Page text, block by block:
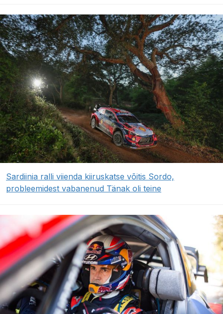
Sardiinia ralli viienda kiiruskatse võitis Sordo,
probleemidest vabanenud Tänak oli teine